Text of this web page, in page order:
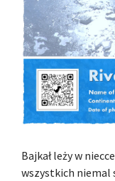
Bajkał leży w
wszystkich niemal